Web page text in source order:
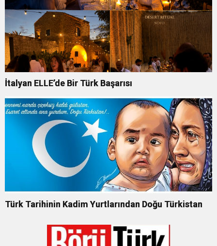
İtalyan ELLE’de Bir Türk Başarısı
Türk Tarihinin Kadim Yurtlarından Doğu Türkistan